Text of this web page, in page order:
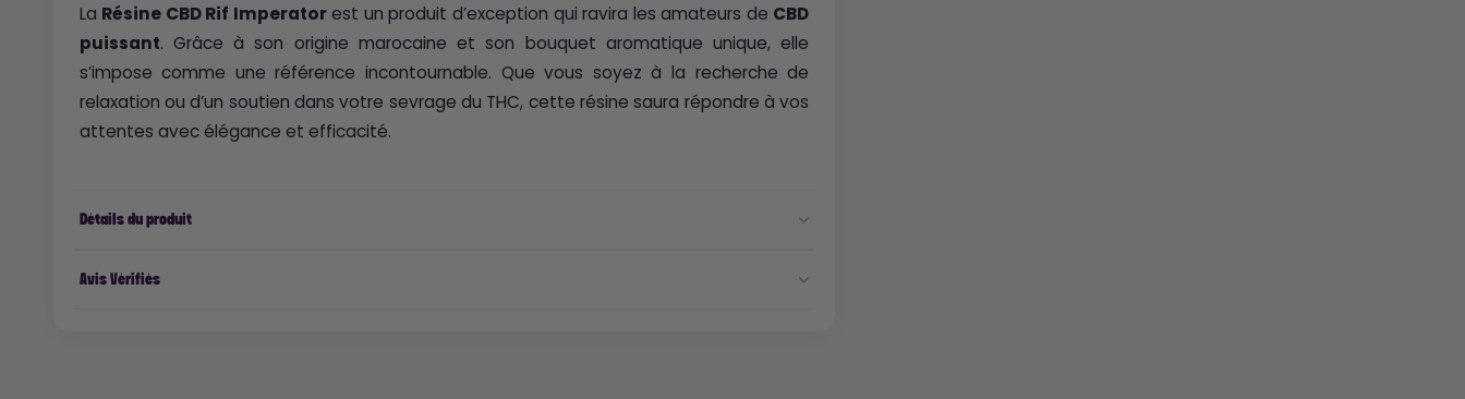
La Résine CBD Rif Imperatorest un produit d’exception qui ravira les amateurs de CBD
puissant. Grâce à son origine marocaine et son bouquet aromatique unique, elle
s’impose comme une référence incontournable. Que vous soyez à la recherche de
relaxation ou d’un soutien dans votre sevrage du THC, cette résine saura répondre à vos
attentes avec élégance et efficacité.
Détails du produit
Avis Vérifiés